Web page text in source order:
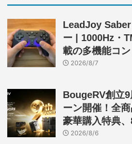
LeadJoy
ー | 1000Hz・
載の多機能コ
2026/8/7
BougeRV創立
ーン開催！全
豪華購入特典
2026/8/6